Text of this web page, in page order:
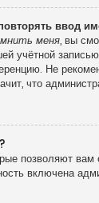
ввод
меня, вы
учётной
Не
что
позволяют вам
включена